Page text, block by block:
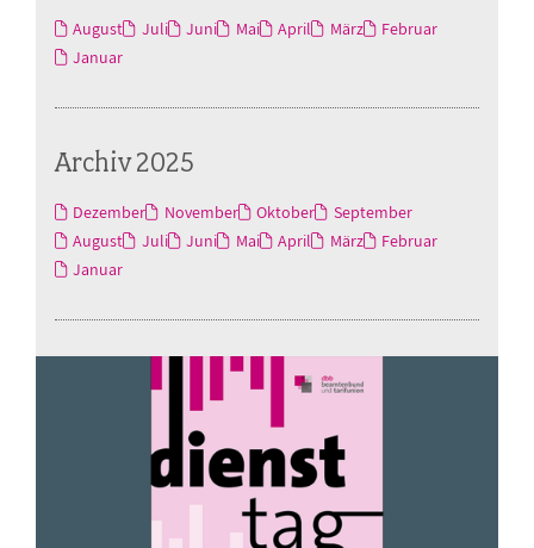
August Juli Juni Mai April März
Februar
Januar
Archiv 2025
Dezember November Oktober
September
August
Juli Juni Mai April März
Februar
Januar